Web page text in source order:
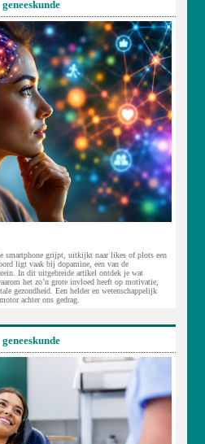
smartphone grijpt, uitkijkt naar likes of plots een
ligt vaak bij dopamine, een van de
In dit uitgebreide artikel ontdek je wat
het zo’n grote invloed heeft op motivatie,
gezondheid. Een helder en wetenschappelijk
achter ons gedrag.